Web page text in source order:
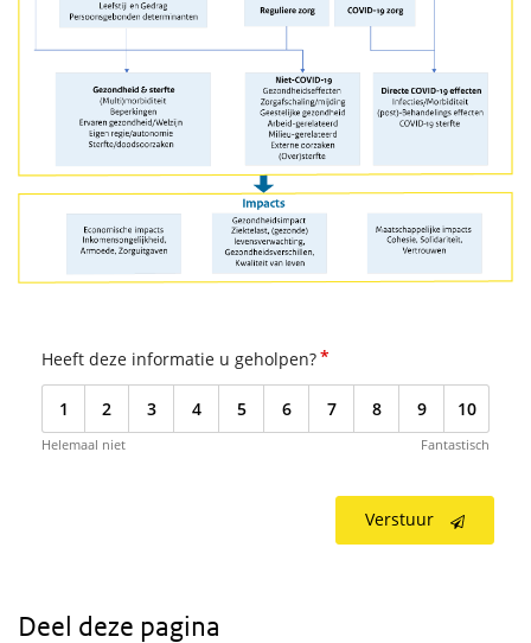
Heeft deze informatie u geholpen?*
1 2 3 4 5 6 7 8 9 10
Helemaal niet Fantastisch
Verstuur
Deel deze pagina